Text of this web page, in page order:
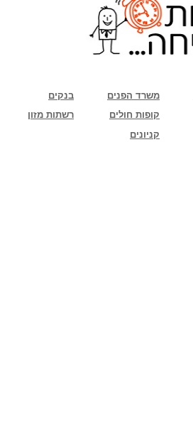
בנקים משרד הפנים
רשתות מזון
קופות חולים
קניונים